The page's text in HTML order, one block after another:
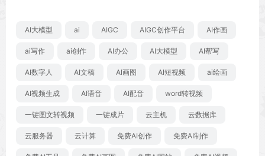
AI大模型 ai AIGC AIGC创作平台 AI作画
ai写作 ai创作 AI办公 AI大模型 AI帮写
AI数字人 AI文稿 AI画图 AI短视频 ai绘画
AI视频生成 AI语音 AI配音 word转视频
一键图文转视频 一键成片 云主机 云数据库
云服务器 云计算 免费AI创作 免费AI制作